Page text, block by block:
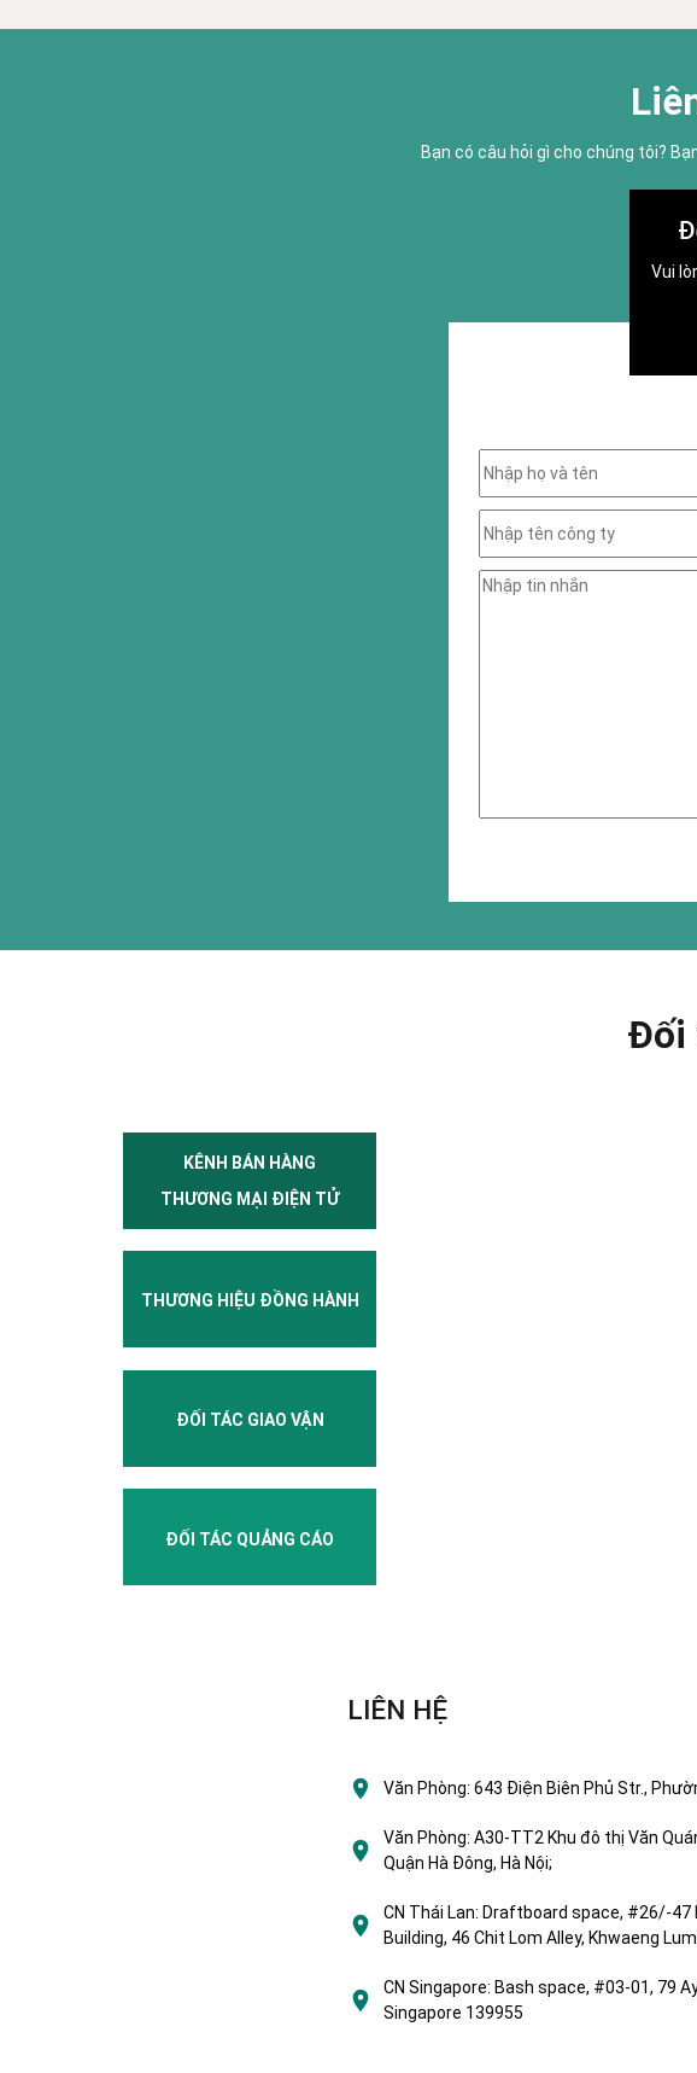
Bạn có câu hỏi gì cho chúng tôi?
Vui
Đối
KÊNH BÁN HÀNG
THƯƠNG MẠI ĐIỆN TỬ
THƯƠNG HIỆU ĐỒNG HÀNH
ĐỐI TÁC GIAO VẬN
ĐỐI TÁC QUẢNG CÁO
LIÊN HỆ
Văn Phòng: 643 Điện Biên Phủ Str.,
Văn Phòng: A30-TT2 Khu đô thị Văn
Quận Hà Đông, Hà Nội;
CN Thái Lan: Draftboard space, #26/-47
Building, 46 Chit Lom Alley, Khwaeng
CN Singapore: Bash space, #03-01, 79
Singapore 139955